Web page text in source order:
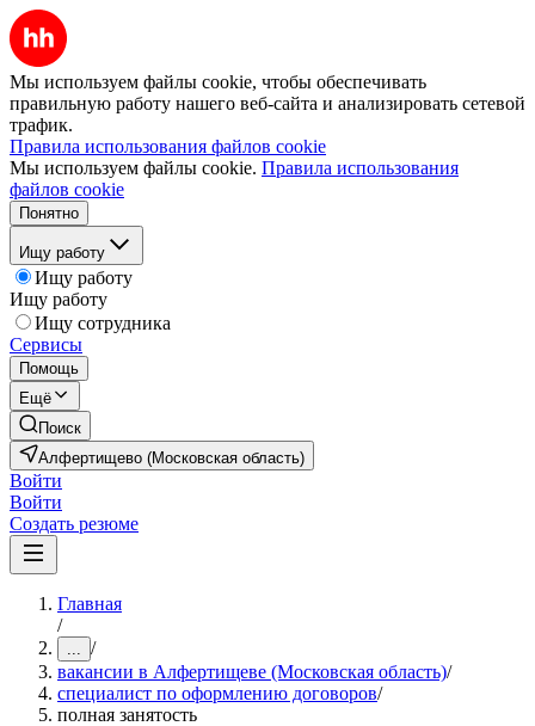
Мы используем файлы cookie, чтобы обеспечивать
правильную работу нашего веб-сайта и анализировать сетевой
трафик.
Правила использования файлов cookie
Мы используем файлы cookie. Правила использования
файлов cookie
Понятно
Ищу работу
Ищу работу
Ищу работу
Ищу сотрудника
Сервисы
Помощь
Ещё
Поиск
Алфертищево (Московская область)
Войти
Войти
Создать резюме
Главная
/
... /
вакансии в Алфертищеве (Московская область)/
специалист по оформлению договоров/
полная занятость